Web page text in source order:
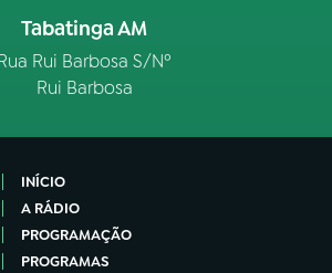
Tabatinga AM
Rui Barbosa S/Nº
Rui Barbosa
INÍCIO
A RÁDIO
PROGRAMAÇÃO
PROGRAMAS